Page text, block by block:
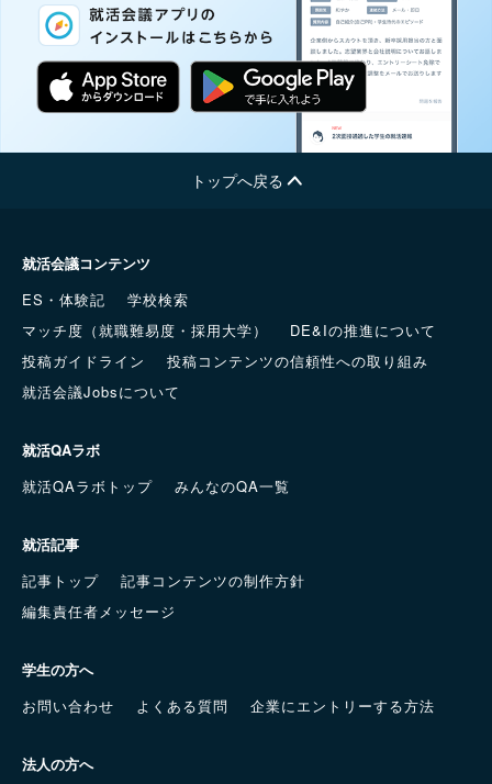
トップへ戻る
就活会議コンテンツ
ES・体験記
学校検索
マッチ度（就職難易度・採用大学）
DE&Iの推進について
投稿ガイドライン
投稿コンテンツの信頼性への取り組み
就活会議Jobsについて
就活QAラボ
就活QAラボトップ
みんなのQA一覧
就活記事
記事トップ
記事コンテンツの制作方針
編集責任者メッセージ
学生の方へ
お問い合わせ
よくある質問 企業にエントリーする方法
法人の方へ